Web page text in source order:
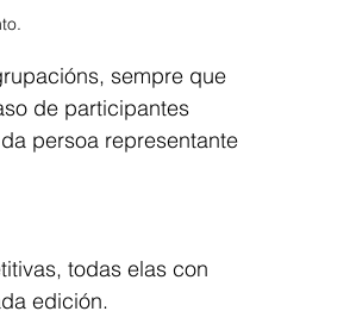
sempre que
de participantes
persoa representante
todas elas con
edición.